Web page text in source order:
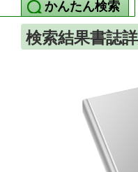
かんたん検索
検索結果書誌